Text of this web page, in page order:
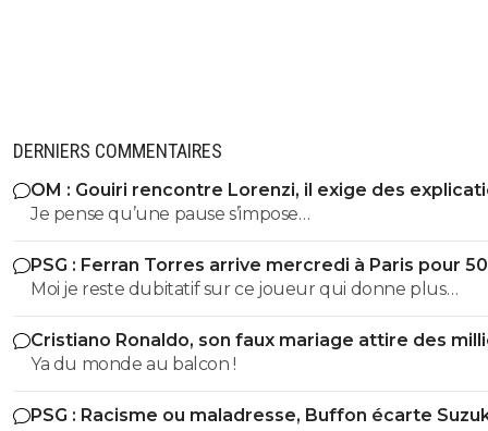
DERNIERS COMMENTAIRES
OM : Gouiri rencontre Lorenzi, il exige des
Je pense qu’une pause s’impose…
PSG : Ferran Torres arrive mercredi à Paris pour
Moi je reste dubitatif sur ce joueur qui donne plus
l’impression de chasser le contrat le plus juteux, qui n a
réussi à s imposer ni avec pep à City, ni au barca et je
trop quoi penser de sa personnalité pour le moment.
50M + bonus, et seulement si Enrique, qui le connaît
bien, arrive à lui faire améliorer sa finition de merde
Cristiano Ronaldo, son faux mariage attire des
de personnes
Ya du monde au balcon !
PSG : Racisme ou maladresse, Buffon écarte